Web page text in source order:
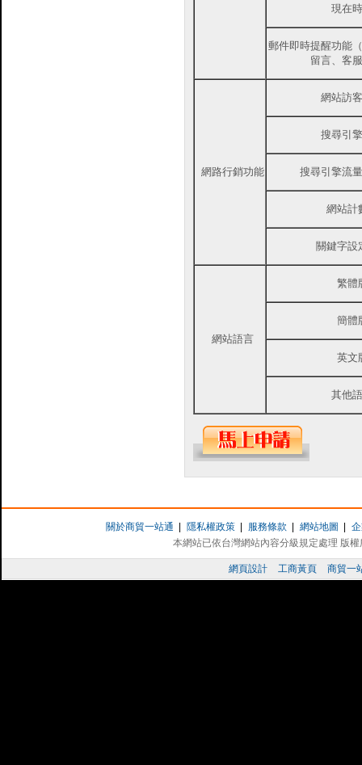
現在
郵件即時提醒功能
留言、客
網路行銷功能
網站訪
搜尋引
搜尋引擎流
網站計
關鍵字設
網站語言
繁體
簡體
英文
其他
關於商貿一站通 隱私權政策 服務條款 網站地圖
本網站已依台灣網站內容分級規定處理 版
網頁設計 工商黃頁 商貿一